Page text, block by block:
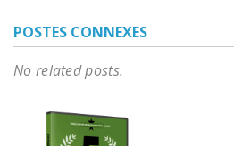
POSTES CONNEXES
No related posts.